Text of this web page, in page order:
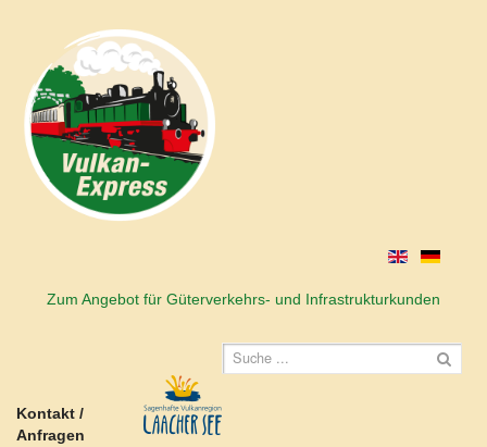
Zum Angebot für Güterverkehrs- und Infrastrukturkunden
Kontakt /
Anfragen